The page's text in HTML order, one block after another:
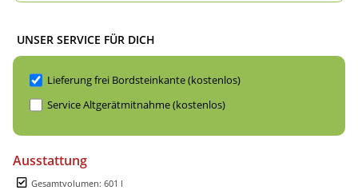
UNSER SERVICE FÜR DICH
Lieferung frei Bordsteinkante (kostenlos)
Service Altgerätmitnahme (kostenlos)
Ausstattung
Gesamtvolumen: 601 l